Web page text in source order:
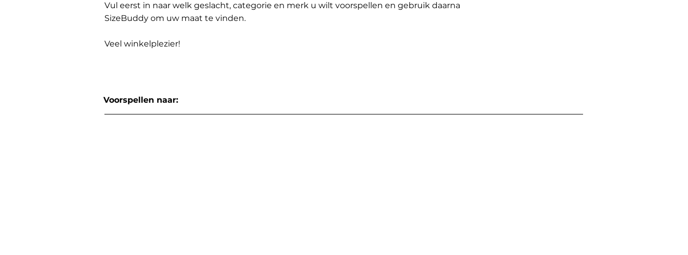
Vul eerst in naar welk geslacht, categorie en merk u wilt voorspellen en gebruik daarna
SizeBuddy om uw maat te vinden.
Veel winkelplezier!
Voorspellen naar: